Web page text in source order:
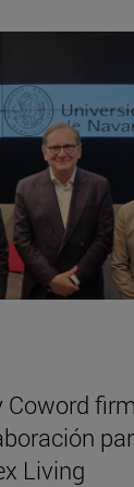
Coword
Living